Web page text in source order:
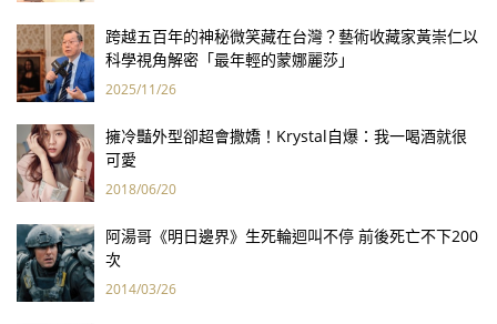
跨越五百年的神秘微笑藏在台灣？藝術收藏家黃崇仁以
科學視角解密「最年輕的蒙娜麗莎」
2025/11/26
擁冷豔外型卻超會撒嬌！Krystal自爆：我一喝酒就很
可愛
2018/06/20
阿湯哥《明日邊界》生死輪迴叫不停 前後死亡不下200
次
2014/03/26